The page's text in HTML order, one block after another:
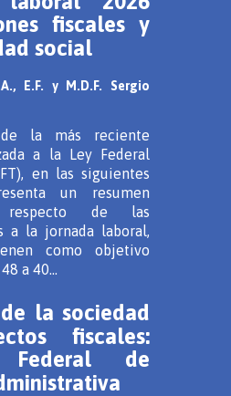
fiscales y
social
E.F. y M.D.F. Sergio
la más reciente
a la Ley Federal
en las siguientes
un resumen
respecto de las
a la jornada laboral,
como objetivo
a 40...
la sociedad
fiscales:
Federal de